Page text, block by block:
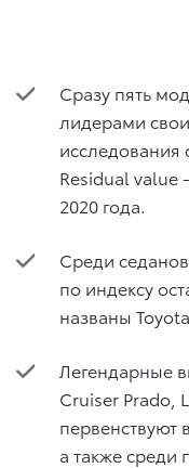
Сразу пять
лидерами
исследования
Residual value
2020 года.
Среди
по индексу
названы
Легендарные
Cruiser Prado,
первенствуют
а также среди